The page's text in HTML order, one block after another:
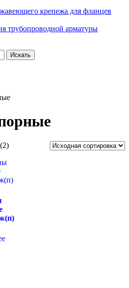
крепежа для фланцев
трубопроводной арматуры